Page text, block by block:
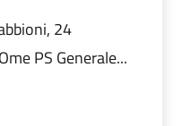
24
PS Generale...